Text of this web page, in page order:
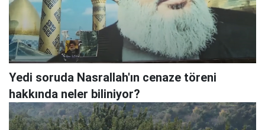
Yedi soruda Nasrallah'ın cenaze töreni
hakkında neler biliniyor?